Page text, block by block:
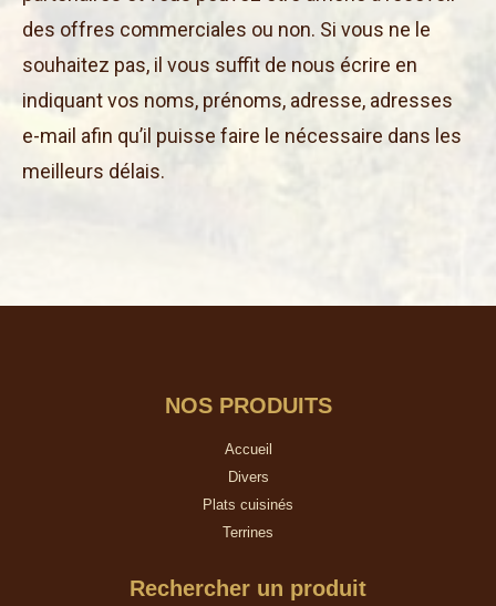
des offres commerciales ou non. Si vous ne le
souhaitez pas, il vous suffit de nous écrire en
indiquant vos noms, prénoms, adresse, adresses
e-mail afin qu’il puisse faire le nécessaire dans les
meilleurs délais.
NOS PRODUITS
Accueil
Divers
Plats cuisinés
Terrines
Rechercher un produit